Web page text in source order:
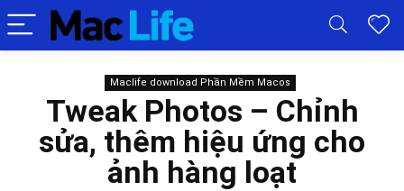
Maclife download Phần Mềm Macos
Tweak Photos – Chỉnh
sửa, thêm hiệu ứng cho
ảnh hàng loạt